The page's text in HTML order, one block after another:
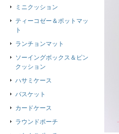
ミニクッション
ティーコゼー＆ポットマッ
ト
ランチョンマット
ソーイングボックス＆ピン
クッション
ハサミケース
バスケット
カードケース
ラウンドポーチ